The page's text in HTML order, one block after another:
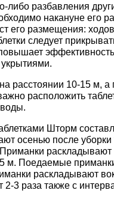
либо разбавления
накануне его
его размещения:
следует
эффективность
расстоянии 10-15 м, а
расположить
Шторм
осенью после
раскладывают
м. Поедаемые
раскладывают
3 раза также с